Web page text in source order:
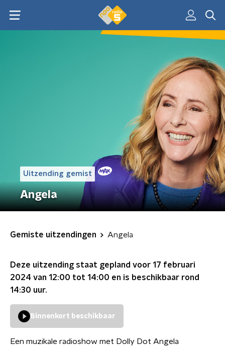
Uitzending gemist
Angela
Gemiste uitzendingen Angela
Deze uitzending staat gepland voor 17 februari
2024 van 12:00 tot 14:00 en is beschikbaar rond
14:30 uur.
Binnenkort beschikbaar
Een muzikale radioshow met Dolly Dot Angela